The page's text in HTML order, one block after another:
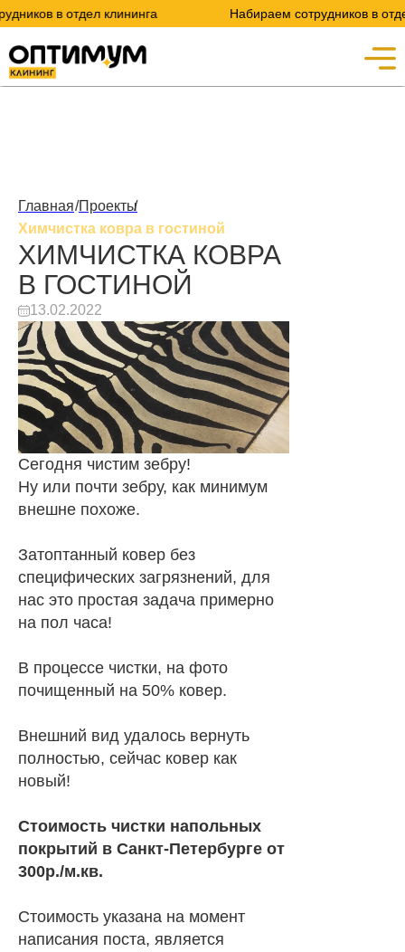
в отдел клининга Набираем сотрудников в отдел
Главная/Проекты/
Химчистка ковра в гостиной
ХИМЧИСТКА КОВРА
В ГОСТИНОЙ
13.02.2022
Сегодня чистим зебру!
Ну или почти зебру, как минимум
внешне похоже.
Затоптанный ковер без
специфических загрязнений, для
нас это простая задача примерно
на пол часа!
В процессе чистки, на фото
почищенный на 50% ковер.
Внешний вид удалось вернуть
полностью, сейчас ковер как
новый!
Стоимость чистки напольных
покрытий в Санкт-Петербурге от
300р./м.кв.
Стоимость указана на момент
написания поста, является